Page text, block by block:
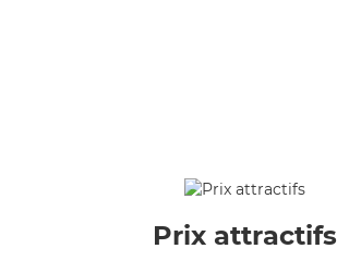
Prix attractifs